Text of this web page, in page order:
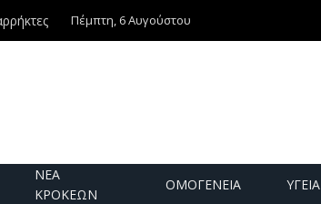
Πέμπτη, 6 Αυγούστου
ΝΕΑ
ΚΡΟΚΕΩΝ
ΟΜΟΓΕΝΕΙΑ ΥΓΕΙΑ